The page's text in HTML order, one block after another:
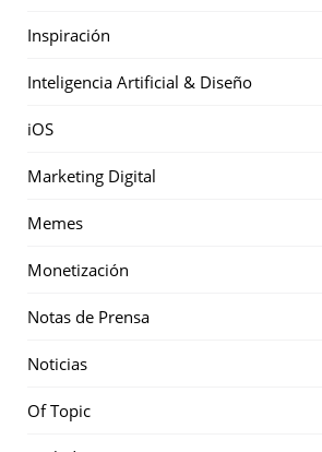
Inspiración
Inteligencia Artificial & Diseño
iOS
Marketing Digital
Memes
Monetización
Notas de Prensa
Noticias
Of Topic